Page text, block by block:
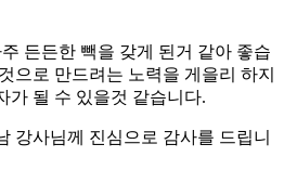
든든한 빽을 갖게 된거 같아 좋습
으로 만드려는 노력을 게을리 하지
가 될 수 있을것 같습니다.
강사님께 진심으로 감사를 드립니